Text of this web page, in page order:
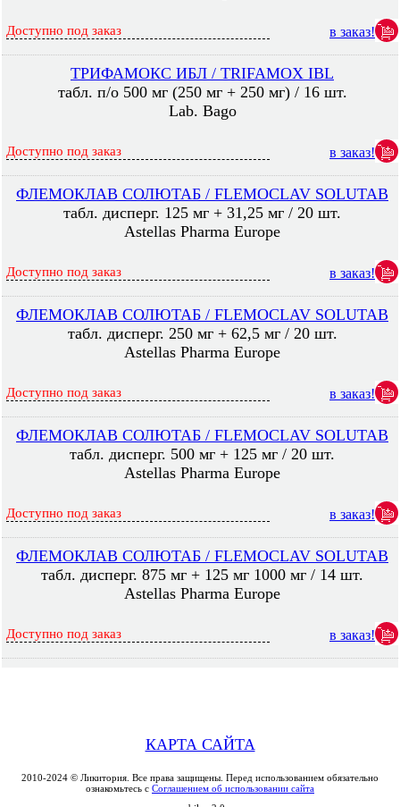
Доступно под заказ в заказ!
ТРИФАМОКС ИБЛ / TRIFAMOX IBL
табл. п/о 500 мг (250 мг + 250 мг) / 16 шт.
Lab. Bago
Доступно под заказ в заказ!
ФЛЕМОКЛАВ СОЛЮТАБ / FLEMOСLAV SOLUTAB
табл. дисперг. 125 мг + 31,25 мг / 20 шт.
Astellas Pharma Europe
Доступно под заказ в заказ!
ФЛЕМОКЛАВ СОЛЮТАБ / FLEMOСLAV SOLUTAB
табл. дисперг. 250 мг + 62,5 мг / 20 шт.
Astellas Pharma Europe
Доступно под заказ в заказ!
ФЛЕМОКЛАВ СОЛЮТАБ / FLEMOСLAV SOLUTAB
табл. дисперг. 500 мг + 125 мг / 20 шт.
Astellas Pharma Europe
Доступно под заказ в заказ!
ФЛЕМОКЛАВ СОЛЮТАБ / FLEMOСLAV SOLUTAB
табл. дисперг. 875 мг + 125 мг 1000 мг / 14 шт.
Astellas Pharma Europe
Доступно под заказ в заказ!
КАРТА САЙТА
2010-2024 © Ликитория. Все права защищены. Перед использованием обязательно
ознакомьтесь с Соглашением об использовании сайта